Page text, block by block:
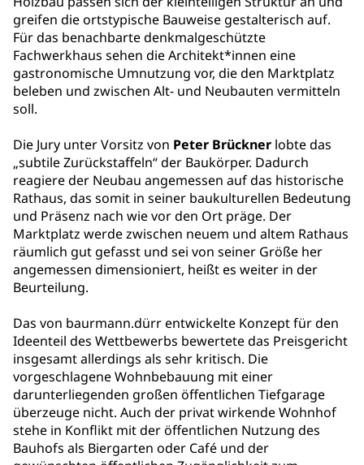
greifen die ortstypische Bauweise gestalterisch auf.
Für das benachbarte denkmalgeschützte
Fachwerkhaus sehen die Architekt*innen eine
gastronomische Umnutzung vor, die den Marktplatz
beleben und zwischen Alt- und Neubauten vermitteln
soll.
Die Jury unter Vorsitz von Peter Brückner lobte das
„subtile Zurückstaffeln“ der Baukörper. Dadurch
reagiere der Neubau angemessen auf das historische
Rathaus, das somit in seiner baukulturellen Bedeutung
und Präsenz nach wie vor den Ort präge. Der
Marktplatz werde zwischen neuem und altem Rathaus
räumlich gut gefasst und sei von seiner Größe her
angemessen dimensioniert, heißt es weiter in der
Beurteilung.
Das von baurmann.dürr entwickelte Konzept für den
Ideenteil des Wettbewerbs bewertete das Preisgericht
insgesamt allerdings als sehr kritisch. Die
vorgeschlagene Wohnbebauung mit einer
darunterliegenden großen öffentlichen Tiefgarage
überzeuge nicht. Auch der privat wirkende Wohnhof
stehe in Konflikt mit der öffentlichen Nutzung des
Bauhofs als Biergarten oder Café und der